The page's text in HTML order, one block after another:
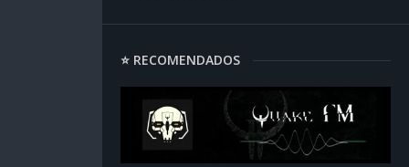
⭐ RECOMENDADOS